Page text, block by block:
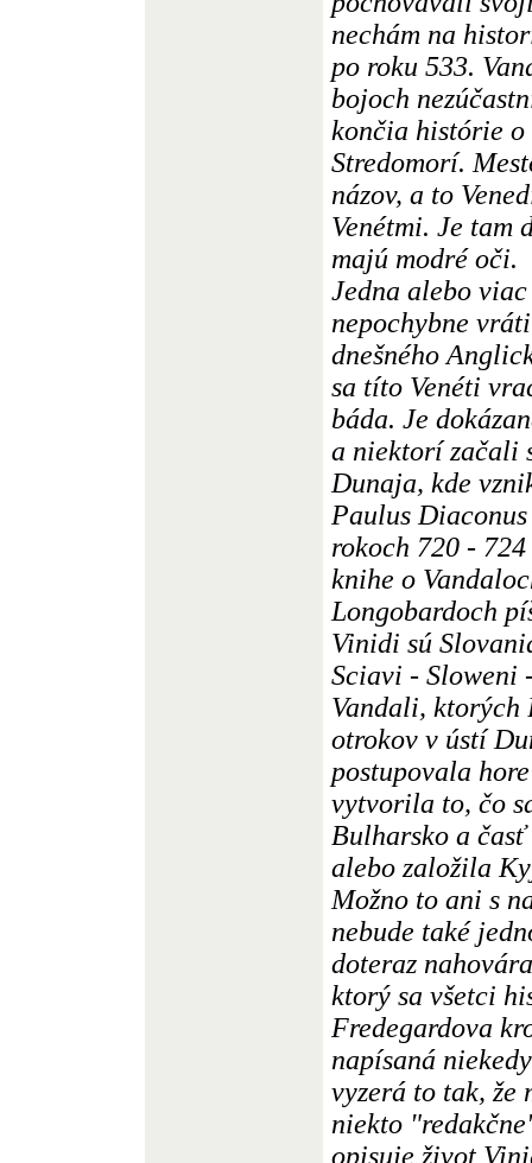
nechám na
po roku 533.
bojoch
končia histórie
Stredomorí.
názov, a to
Venétmi. Je tam
majú modré oči.
Jedna alebo
nepochybne
dnešného
sa títo Venéti
báda. Je
a niektorí začali
Dunaja, kde
Paulus
rokoch 720 -
knihe o
Longobardoch
Vinidi sú
Sciavi - Sloweni
Vandali, ktorých
otrokov v ústí
postupovala
vytvorila to, čo
Bulharsko a
alebo založila
Možno to ani s
nebude také
doteraz
ktorý sa všetci
Fredegardova
napísaná
vyzerá to tak, že
niekto
opisuje život